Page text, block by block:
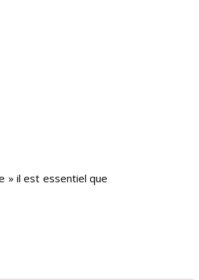
» il est essentiel que